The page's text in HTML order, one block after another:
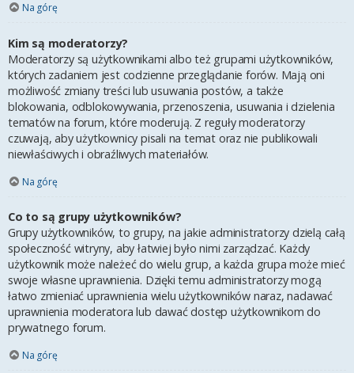
Na górę
Kim są moderatorzy?
Moderatorzy są użytkownikami albo też grupami użytkowników,
których zadaniem jest codzienne przeglądanie forów. Mają oni
możliwość zmiany treści lub usuwania postów, a także
blokowania, odblokowywania, przenoszenia, usuwania i dzielenia
tematów na forum, które moderują. Z reguły moderatorzy
czuwają, aby użytkownicy pisali na temat oraz nie publikowali
niewłaściwych i obraźliwych materiałów.
Na górę
Co to są grupy użytkowników?
Grupy użytkowników, to grupy, na jakie administratorzy dzielą całą
społeczność witryny, aby łatwiej było nimi zarządzać. Każdy
użytkownik może należeć do wielu grup, a każda grupa może mieć
swoje własne uprawnienia. Dzięki temu administratorzy mogą
łatwo zmieniać uprawnienia wielu użytkowników naraz, nadawać
uprawnienia moderatora lub dawać dostęp użytkownikom do
prywatnego forum.
Na górę